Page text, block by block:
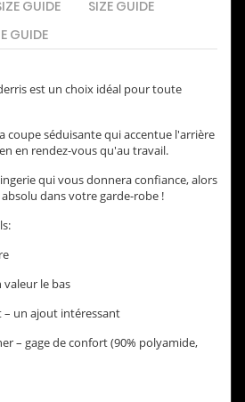
GUIDE
SIZE GUIDE
GUIDE
est un choix idéal pour toute
coupe séduisante qui accentue l'arrière
en rendez-vous qu'au travail.
qui vous donnera confiance, alors
dans votre garde-robe !
le bas
​​un ajout intéressant
– gage de confort (90% polyamide,